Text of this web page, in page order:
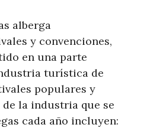
alberga
y convenciones,
en una parte
turística de
populares y
la industria que se
cada año incluyen: